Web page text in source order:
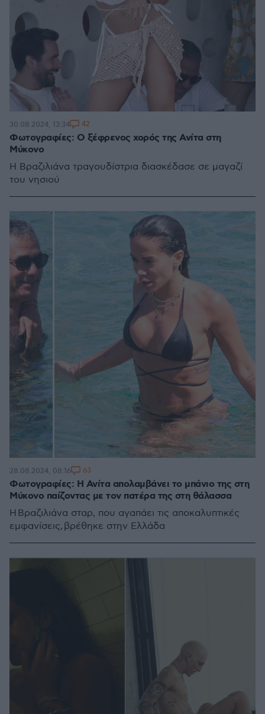
Φωτογραφίες: Ο ξέφρενος χορός της Ανίτα στη
Μύκονο
Η Βραζιλιάνα τραγουδίστρια διασκέδασε σε μαγαζί
του νησιού
30.08.2024, 13:34 42
Φωτογραφίες: Η Ανίτα απολαμβάνει το μπάνιο της στη
Μύκονο παίζοντας με τον πατέρα της στη θάλασσα
Η Βραζιλιάνα σταρ, που αγαπάει τις αποκαλυπτικές
εμφανίσεις, βρέθηκε στην Ελλάδα
28.08.2024, 08:16 63